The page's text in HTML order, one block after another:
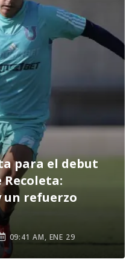
para el debut
Recoleta:
un refuerzo
09:41 AM, ENE 29